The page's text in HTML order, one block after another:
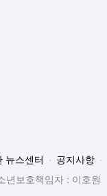
뉴스센터 공지사항
년보호책임자 : 이호원